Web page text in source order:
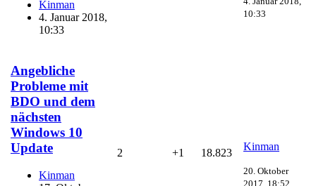
Kinman
4. Januar 2018,
10:33
10:33
Angebliche
Probleme mit
BDO und dem
nächsten
Windows 10
Update
Kinman
2 +1 18.823
Kinman
20. Oktober
2017, 18:52